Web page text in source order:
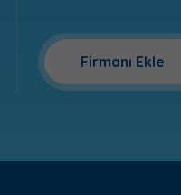
Firmanı Ekle